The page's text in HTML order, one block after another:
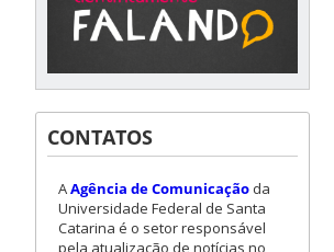
CONTATOS
AAgência de Comunicaçãoda
Universidade Federal de Santa
Catarina é o setor responsável
pela atualização de notícias no